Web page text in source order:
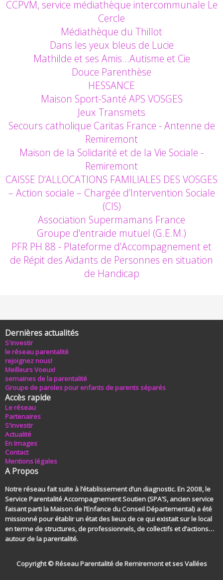
CCPVM, service médiathèque intercommunale Le
Cercle
Médiathèque du Thillot
Dans les yeux bleus de Lucie
Mathilde et ses Amis…Autisme et Cie
Douce Parenthèse
HESSANCE
Maison Sport-Santé APS VOSGES
Jeux Transmets
Secours catholique Caritas France - Antenne de
Remiremont
Maison de la Solidarité et de la Vie Sociale -
Remiremont
CAISSE D’ALLOCATIONS FAMILIALES DES VOSGES
– Action sociale – Chargée d’Intervention Sociale
(CIS)
Association Supermamans France
Groupe d'entraide mutuel (G.E.M.)
PFR PH 88 - Plateforme d’Accompagnement et
de Répit des Aidants de Personnes en situation
de Handicap
Dernières actualités
S'investir
le réseau parentalité
rejoignez nous!
Meilleurs Voeux!
semaines de la parentalité
Groupe de paroles pour enfants de parents séparés
Accès rapide
Le réseau
Partenaires
S'investir
Actualité
En Images
Contact
Mentions légales
A Propos
Notre réseau fait suite à l’établissement d’un diagnostic. En 2008, le
Service Parentalité Accompagnement Soutien (SPA’S, ancien service
faisant parti la Maison de l’Enfance du Conseil Départemental) a été
missionné pour établir un état des lieux de ce qui existait sur le local
en terme de structures, de professionnels, de collectifs et d’actions…
autour de la parentalité.
Copyright © Réseau Parentalité de Remiremont et ses Vallées